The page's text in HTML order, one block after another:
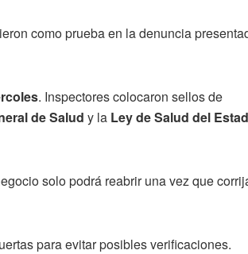
como prueba en la denuncia
. Inspectores colocaron sellos de
de Salud y la Ley de Salud del
solo podrá reabrir una vez que
para evitar posibles verificaciones.